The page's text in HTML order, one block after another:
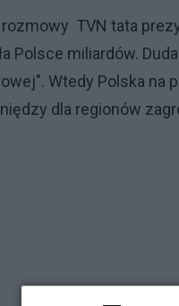
TVN tata
Polsce miliardów.
Wtedy Polska
dla regionów